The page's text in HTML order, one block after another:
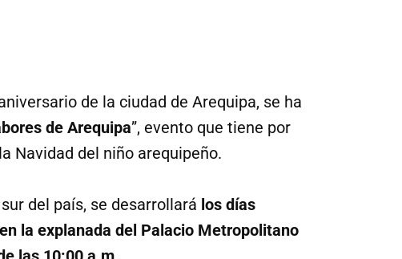
de la ciudad de Arequipa, se ha
de Arequipa”, evento que tiene por
Navidad del niño arequipeño.
del país, se desarrollará los días
la explanada del Palacio Metropolitano